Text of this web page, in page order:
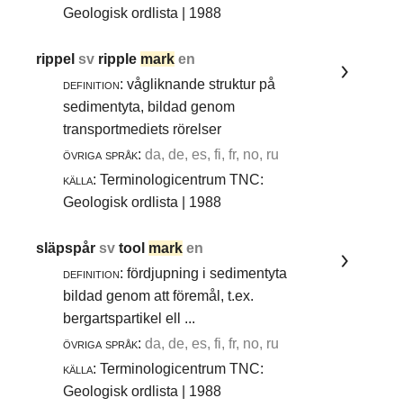
Geologisk ordlista | 1988
rippelsv ripple mark en
definition: vågliknande struktur på
sedimentyta, bildad genom
transportmediets rörelser
övriga språk: da, de, es, fi, fr, no, ru
källa: Terminologicentrum TNC:
Geologisk ordlista | 1988
släpspårsvtool mark en
definition: fördjupning i sedimentyta
bildad genom att föremål, t.ex.
bergartspartikel ell ...
övriga språk: da, de, es, fi, fr, no, ru
källa: Terminologicentrum TNC:
Geologisk ordlista | 1988